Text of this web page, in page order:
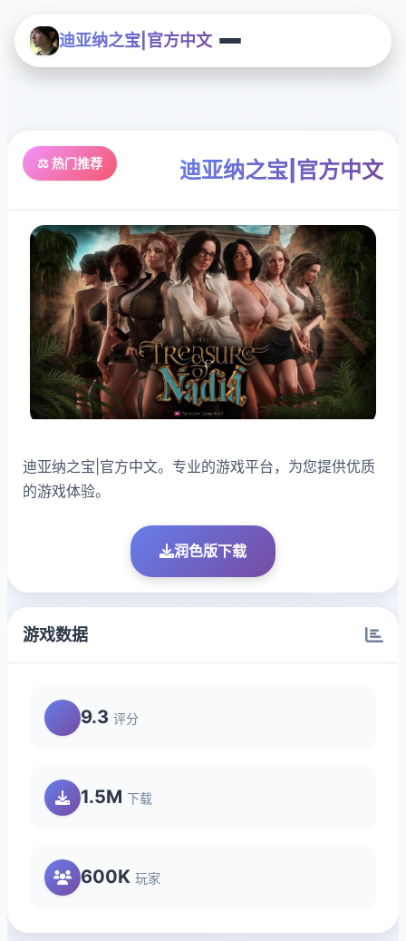
迪亚纳之宝|官方中文
⚖️ 热门推荐 迪亚纳之宝|官方中文
迪亚纳之宝|官方中文。专业的游戏平台，为您提供优质
的游戏体验。
润色版下载
游戏数据
9.3 评分
1.5M 下载
600K 玩家